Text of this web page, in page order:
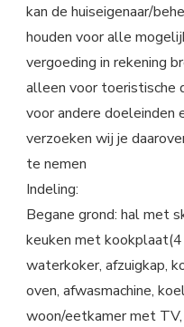
kan de huiseigenaar/
houden voor alle
vergoeding in rekening
alleen voor toeristische
voor andere doeleinden
verzoeken wij je
te nemen
Indeling:
Begane grond: hal met
keuken met
waterkoker, afzuigkap,
oven, afwasmachine,
woon/eetkamer met